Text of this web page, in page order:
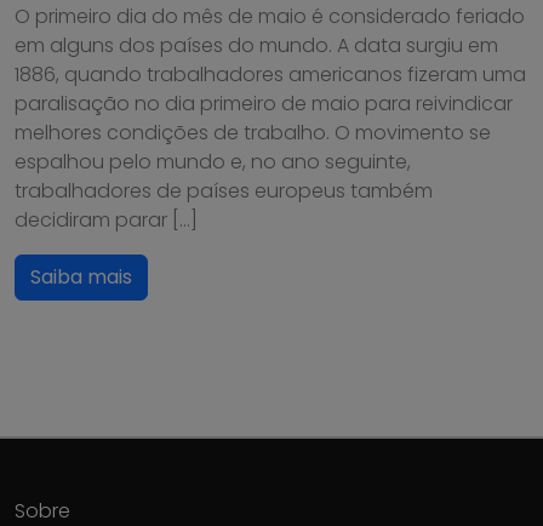
O primeiro dia do mês de maio é considerado feriado
em alguns dos países do mundo. A data surgiu em
1886, quando trabalhadores americanos fizeram uma
paralisação no dia primeiro de maio para reivindicar
melhores condições de trabalho. O movimento se
espalhou pelo mundo e, no ano seguinte,
trabalhadores de países europeus também
decidiram parar […]
Saiba mais
Sobre